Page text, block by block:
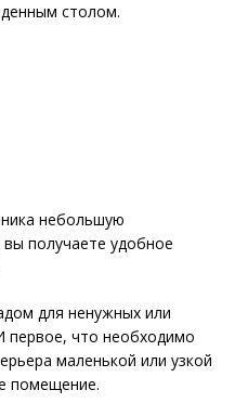
столом.
небольшую
получаете удобное
для ненужных или
первое, что необходимо
маленькой или узкой
помещение.